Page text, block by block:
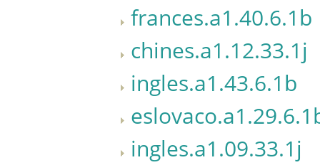
frances.a1.40.6.1b
chines.a1.12.33.1j
ingles.a1.43.6.1b
ingles.a1.09.33.1j